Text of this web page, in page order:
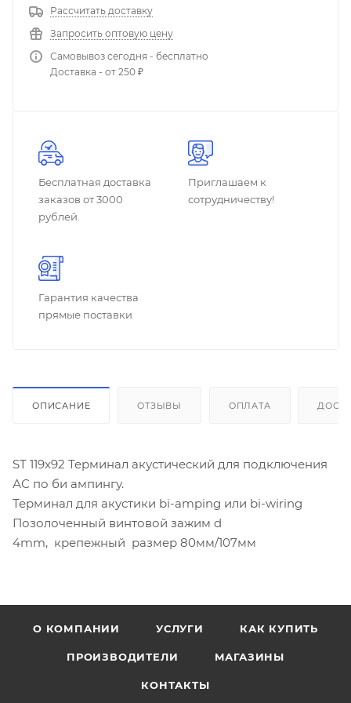
Рассчитать доставку
Запросить оптовую цену
Самовывоз сегодня - бесплатно
Доставка - от 250 ₽
Бесплатная доставка
заказов от 3000
рублей.
Приглашаем к
сотрудничеству!
Гарантия качества
прямые поставки
ОПИСАНИЕ ОТЗЫВЫ ОПЛАТА
ST 119x92 Терминал акустический для подключения
АС по би ампингу.
Терминал для акустики bi-amping или bi-wiring
Позолоченный винтовой зажим d
4mm, крепежный размер 80мм/107мм
О КОМПАНИИ УСЛУГИ КАК КУПИТЬ
ПРОИЗВОДИТЕЛИ МАГАЗИНЫ
КОНТАКТЫ